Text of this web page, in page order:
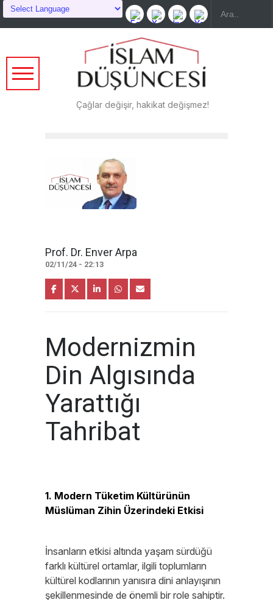
Çağlar değişir, hakikat değişmez!
Prof. Dr. Enver Arpa
02/11/24 - 22:13
Modernizmin
Din Algısında
Yarattığı
Tahribat
1. Modern Tüketim Kültürünün
Müslüman Zihin Üzerindeki Etkisi
İnsanların etkisi altında yaşam sürdüğü
farklı kültürel ortamlar, ilgili toplumların
kültürel kodlarının yanısıra dini anlayışının
şekillenmesinde de önemli bir role sahiptir.